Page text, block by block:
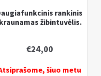
rankinis
žibintuvėlis.
€24,00
šiuo metu